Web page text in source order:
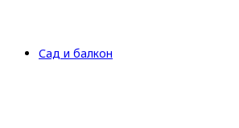
Сад и балкон